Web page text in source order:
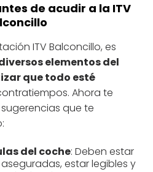
de acudir a la ITV
ITV Balconcillo, es
elementos del
que todo esté
Ahora te
que te
del coche: Deben estar
estar legibles y